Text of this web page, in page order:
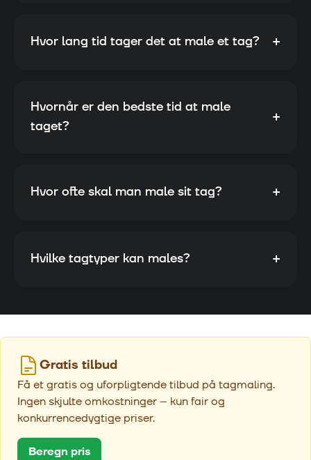
Hvor lang tid tager det at male et tag? +
Hvornår er den bedste tid at male
taget?
+
Hvor ofte skal man male sit tag? +
Hvilke tagtyper kan males? +
Gratis tilbud
Få et gratis og uforpligtende tilbud på tagmaling.
Ingen skjulte omkostninger – kun fair og
konkurrencedygtige priser.
Beregn pris